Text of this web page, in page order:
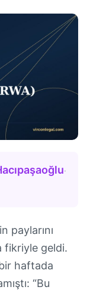
·
paylarını
fikriyle geldi.
haftada
“Bu